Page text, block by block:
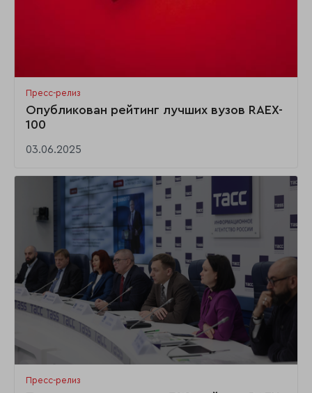
Пресс-релиз
Опубликован рейтинг лучших вузов RAEX-
100
03.06.2025
Пресс-релиз